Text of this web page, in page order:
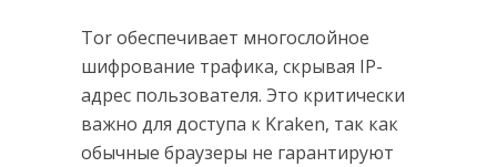
Tor обеспечивает многослойное
шифрование трафика, скрывая IP-
адрес пользователя. Это критически
важно для доступа к Kraken, так как
обычные браузеры не гарантируют